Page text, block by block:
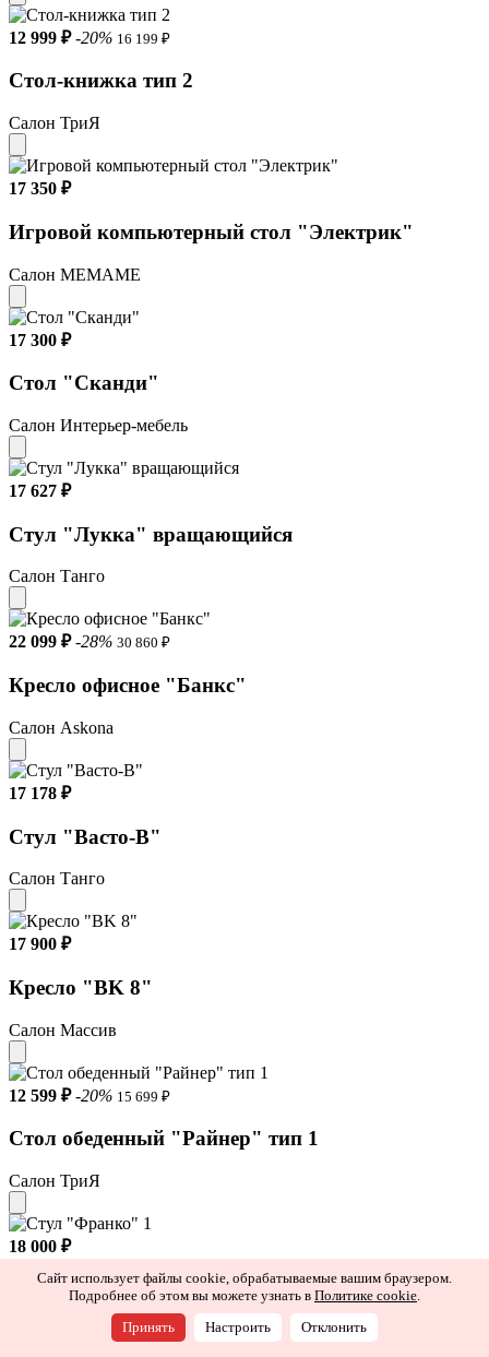
12 999 ₽ -20% 16 199 ₽
Стол-книжка тип 2
Салон ТриЯ
17 350 ₽
Игровой компьютерный стол "Электрик"
Салон МЕМАМЕ
17 300 ₽
Стол "Сканди"
Салон Интерьер-мебель
17 627 ₽
Стул "Лукка" вращающийся
Салон Танго
22 099 ₽ -28% 30 860 ₽
Кресло офисное "Банкс"
Салон Askona
17 178 ₽
Стул "Васто-В"
Салон Танго
17 900 ₽
Кресло "BK 8"
Салон Массив
12 599 ₽ -20% 15 699 ₽
Стол обеденный "Райнер" тип 1
Салон ТриЯ
18 000 ₽
Стул "Франко" 1
Сайт использует файлы cookie, обрабатываемые вашим браузером.
Подробнее об этом вы можете узнать в Политике cookie.
Принять Настроить Отклонить